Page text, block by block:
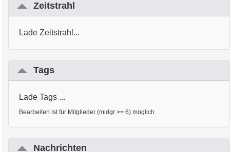
Zeitstrahl
Lade Zeitstrahl...
Tags
Lade Tags ...
Bearbeiten ist für Mitglieder (midgr >= 6) möglich.
Nachrichten